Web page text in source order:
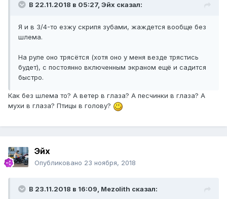
В 22.11.2018 в 05:27, Эйх сказал:
Я и в 3/4-то езжу скрипя зубами, жаждется вообще без
шлема.
На руле оно трясётся (хотя оно у меня везде трястись
будет), с постоянно включенным экраном ещё и садится
быстро.
Как без шлема то? А ветер в глаза? А песчинки в глаза? А
мухи в глаза? Птицы в голову?
Эйх
Опубликовано 23 ноября, 2018
В 23.11.2018 в 16:09, Mezolith сказал: